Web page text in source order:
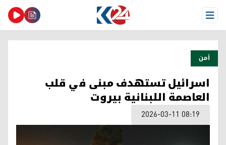
Open Menu
أمن
اسرائيل تستهدف مبنى في قلب
العاصمة اللبنانية بيروت
2026-03-11 08:19